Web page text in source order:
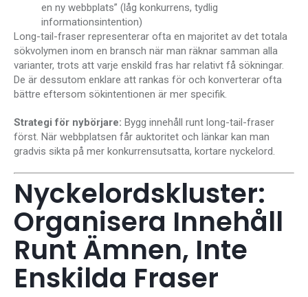
en ny webbplats” (låg konkurrens, tydlig
informationsintention)
Long-tail-fraser representerar ofta en majoritet av det totala
sökvolymen inom en bransch när man räknar samman alla
varianter, trots att varje enskild fras har relativt få sökningar.
De är dessutom enklare att rankas för och konverterar ofta
bättre eftersom sökintentionen är mer specifik.
Strategi för nybörjare: Bygg innehåll runt long-tail-fraser
först. När webbplatsen får auktoritet och länkar kan man
gradvis sikta på mer konkurrensutsatta, kortare nyckelord.
Nyckelordskluster:
Organisera Innehåll
Runt Ämnen, Inte
Enskilda Fraser